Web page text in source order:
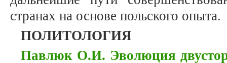
странах на основе польского опыта.
ПОЛИТОЛОГИЯ
Павлюк О.И. Эволюция